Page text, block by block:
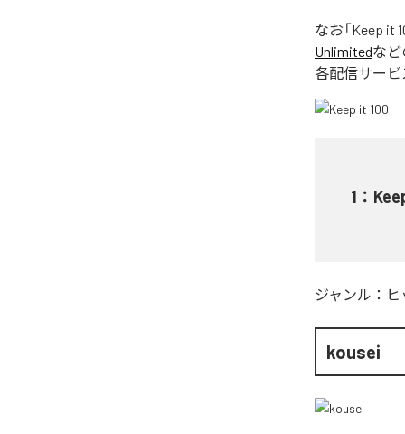
なお「Keep it
Unlimitedなど
各配信サービ
1 ：
ジャンル：
kousei